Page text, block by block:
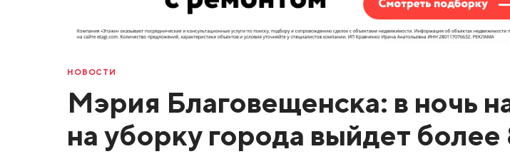
НОВОСТИ
Мэрия Благовещенска: в ночь
на уборку города выйдет более